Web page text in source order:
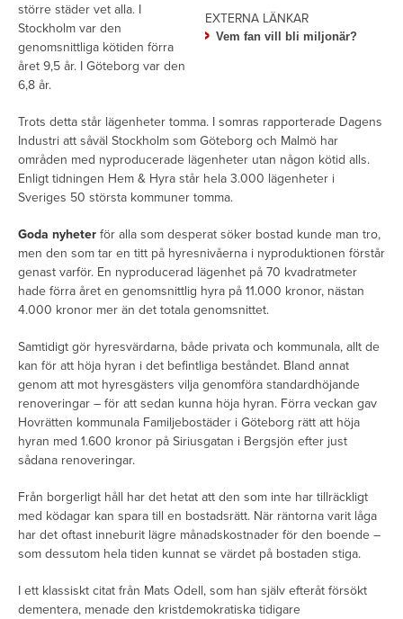
EXTERNA LÄNKAR
Vem fan vill bli miljonär?
större städer vet alla. I
Stockholm var den
genomsnittliga kötiden förra
året 9,5 år. I Göteborg var den
6,8 år.
Trots detta står lägenheter tomma. I somras rapporterade Dagens
Industri att såväl Stockholm som Göteborg och Malmö har
områden med nyproducerade lägenheter utan någon kötid alls.
Enligt tidningen Hem & Hyra står hela 3.000 lägenheter i
Sveriges 50 största kommuner tomma.
Goda nyheter för alla som desperat söker bostad kunde man tro,
men den som tar en titt på hyresnivåerna i nyproduktionen förstår
genast varför. En nyproducerad lägenhet på 70 kvadratmeter
hade förra året en genomsnittlig hyra på 11.000 kronor, nästan
4.000 kronor mer än det totala genomsnittet.
Samtidigt gör hyresvärdarna, både privata och kommunala, allt de
kan för att höja hyran i det befintliga beståndet. Bland annat
genom att mot hyresgästers vilja genomföra standardhöjande
renoveringar – för att sedan kunna höja hyran. Förra veckan gav
Hovrätten kommunala Familjebostäder i Göteborg rätt att höja
hyran med 1.600 kronor på Siriusgatan i Bergsjön efter just
sådana renoveringar.
Från borgerligt håll har det hetat att den som inte har tillräckligt
med ködagar kan spara till en bostadsrätt. När räntorna varit låga
har det oftast inneburit lägre månadskostnader för den boende –
som dessutom hela tiden kunnat se värdet på bostaden stiga.
I ett klassiskt citat från Mats Odell, som han själv efteråt försökt
dementera, menade den kristdemokratiska tidigare